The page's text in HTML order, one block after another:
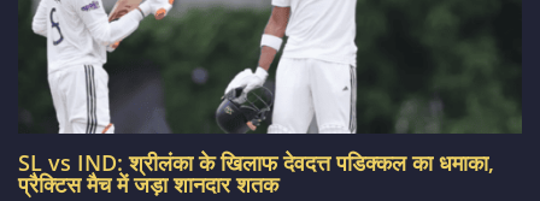
SL vs IND: श्रीलंका के खिलाफ देवदत्त पडिक्कल का धमाका,
प्रैक्टिस मैच में जड़ा शानदार शतक